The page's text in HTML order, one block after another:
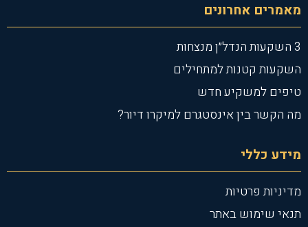
מאמרים אחרונים
3 השקעות הנדל״ן מנצחות
השקעות קטנות למתחילים
טיפים למשקיע חדש
מה הקשר בין אינסטגרם למיקרו דיור?
מידע כללי
מדיניות פרטיות
תנאי שימוש באתר